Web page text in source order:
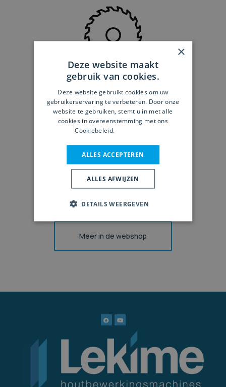
Snijgereedschappen
Werkplaatsinrichting
Meer in de webshop
×
Deze website maakt
gebruik van cookies.
Deze website gebruikt cookies om uw
gebruikerservaring te verbeteren. Door onze
website te gebruiken, stemt u in met alle
cookies in overeenstemming met ons
Cookiebeleid.
ALLES ACCEPTEREN
ALLES AFWIJZEN
DETAILS WEERGEVEN